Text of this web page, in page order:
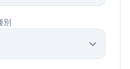
別